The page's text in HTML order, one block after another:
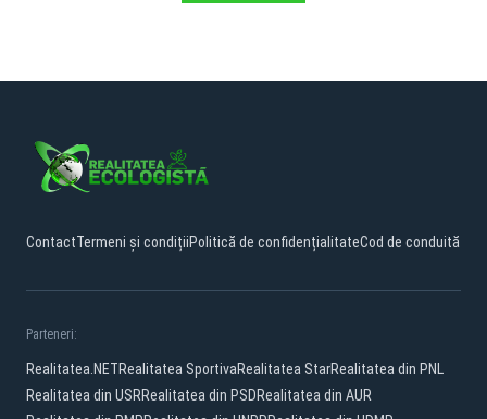
ContactTermeni și condițiiPolitică de confidențialitateCod de conduită
Parteneri:
Realitatea.NETRealitatea SportivaRealitatea StarRealitatea din PNL
Realitatea din USRRealitatea din PSDRealitatea din AUR